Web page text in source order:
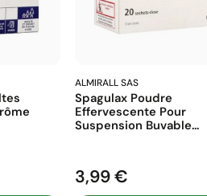
ALMIRALL SAS
Spagulax Poudre
Effervescente Pour
Suspension Buvable...
Prix
3,99 €